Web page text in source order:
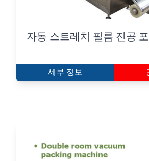
자동 스트레치 필름 진공
세부 정보